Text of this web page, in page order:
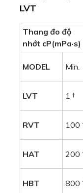
LVT
Thang đo độ
nhớt cP(mPa·s)
MODEL Min.
LVT 1 †
RVT 100
HAT 200
HBT 800